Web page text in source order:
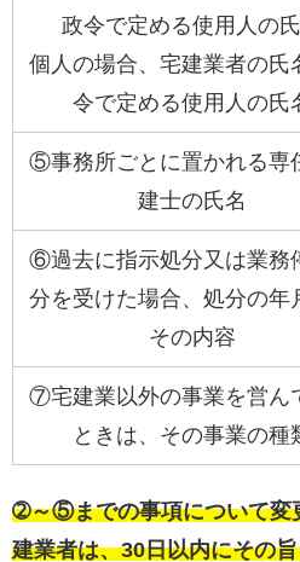
政令で定める使用人の
個人の場合、宅建業者の氏
令で定める使用人の氏
⑤事務所ごとに置かれる専
建士の氏名
⑥過去に指示処分又は業務
分を受けた場合、処分の年
その内容
⑦宅建業以外の事業を営ん
ときは、その事業の種
➁～⑤までの事項について変
建業者は、30日以内にその